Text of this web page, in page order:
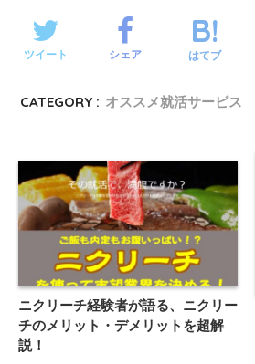
ツイート シェア はてブ
CATEGORY : オススメ就活サービス
ニクリーチ経験者が語る、ニクリー
チのメリット・デメリットを超解
説！